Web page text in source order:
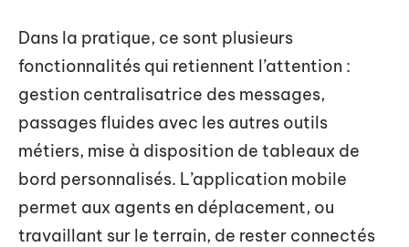
Dans la pratique, ce sont plusieurs
fonctionnalités qui retiennent l’attention :
gestion centralisatrice des messages,
passages fluides avec les autres outils
métiers, mise à disposition de tableaux de
bord personnalisés. L’application mobile
permet aux agents en déplacement, ou
travaillant sur le terrain, de rester connectés